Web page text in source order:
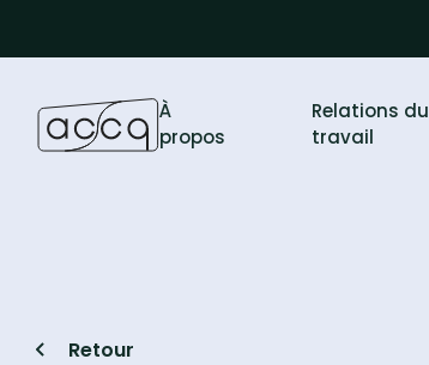
À
propos
Relations du
travail
Retour